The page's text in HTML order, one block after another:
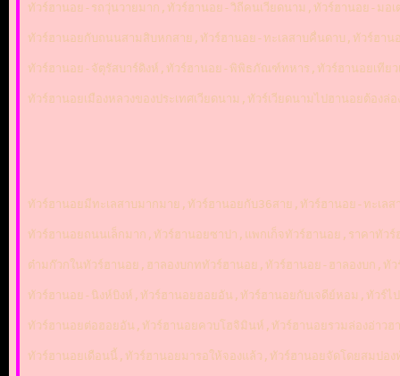
ทัวร์ฮานอย-รถวุ่นวายมาก,ทัวร์ฮานอย-วิถีคนเวียดนาม,ทัวร์ฮานอย-มอ
ทัวร์ฮานอยกับถนนสามสิบหกสาย,ทัวร์ฮานอย-ทะเลสาบคื่นดาบ,ทัวร์ฮ
ทัวร์ฮานอย-จัตุรัสบาร์ดิงห์,ทัวร์ฮานอย-พิพิธภัณฑ์ทหาร,ทัวร์ฮานอยเทีย
ทัวร์ฮานอยเมืองหลวงของประเทศเวียดนาม,ทัวร์เวียดนามไปฮานอยต้อง
ทัวร์ฮานอยมีทะเลสาบมากมาย,ทัวร์ฮานอยกับ36สาย,ทัวร์ฮานอย-ทะเ
ทัวร์ฮานอยถนนเล็กมาก,ทัวร์ฮานอยซาปา,แพกเก็จทัวร์ฮานอย,ราคาทัว
ต๋ามก๊วกในทัวร์ฮานอย,ฮาลองบกททัวร์ฮานอย,ทัวร์ฮานอย-ฮาลองบก,
ทัวร์ฮานอย-นิงห์บิงห์,ทัวร์ฮานอยฮอยอัน,ทัวร์ฮานอยกับเจดีย์หอม,ทัวร์ไ
ทัวร์ฮานอยต่อฮอยอัน,ทัวร์ฮานอยควบโฮจิมินห์,ทัวร์ฮานอยรวมล่องอ่าว
ทัวร์ฮานอยเดือนนี้,ทัวร์ฮานอยมารอให้จองแล้ว,ทัวร์ฮานอยจัดโดยสมปอ